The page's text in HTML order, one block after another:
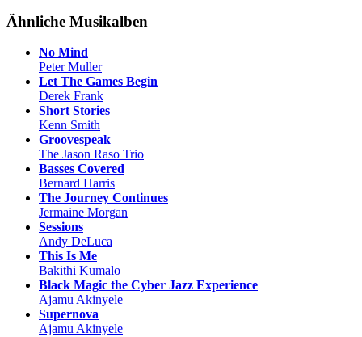
Ähnliche Musikalben
No Mind
Peter Muller
Let The Games Begin
Derek Frank
Short Stories
Kenn Smith
Groovespeak
The Jason Raso Trio
Basses Covered
Bernard Harris
The Journey Continues
Jermaine Morgan
Sessions
Andy DeLuca
This Is Me
Bakithi Kumalo
Black Magic the Cyber Jazz Experience
Ajamu Akinyele
Supernova
Ajamu Akinyele